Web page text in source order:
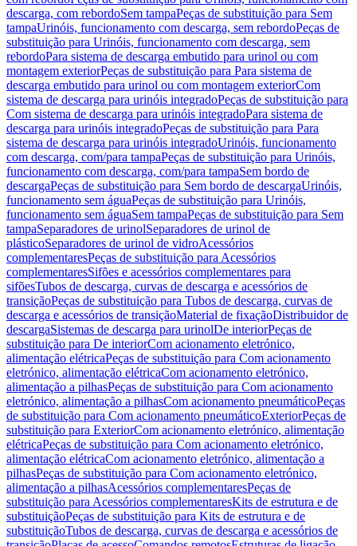
descarga, com rebordoSem tampaPeças de substituição para Sem
tampaUrinóis, funcionamento com descarga, sem rebordoPeças de
substituição para Urinóis, funcionamento com descarga, sem
rebordoPara sistema de descarga embutido para urinol ou com
montagem exteriorPeças de substituição para Para sistema de
descarga embutido para urinol ou com montagem exteriorCom
sistema de descarga para urinóis integradoPeças de substituição para
Com sistema de descarga para urinóis integradoPara sistema de
descarga para urinóis integradoPeças de substituição para Para
sistema de descarga para urinóis integradoUrinóis, funcionamento
com descarga, com/para tampaPeças de substituição para Urinóis,
funcionamento com descarga, com/para tampaSem bordo de
descargaPeças de substituição para Sem bordo de descargaUrinóis,
funcionamento sem águaPeças de substituição para Urinóis,
funcionamento sem águaSem tampaPeças de substituição para Sem
tampaSeparadores de urinolSeparadores de urinol de
plásticoSeparadores de urinol de vidroAcessórios
complementaresPeças de substituição para Acessórios
complementaresSifões e acessórios complementares para
sifõesTubos de descarga, curvas de descarga e acessórios de
transiçãoPeças de substituição para Tubos de descarga, curvas de
descarga e acessórios de transiçãoMaterial de fixaçãoDistribuidor de
descargaSistemas de descarga para urinolDe interiorPeças de
substituição para De interiorCom acionamento eletrónico,
alimentação elétricaPeças de substituição para Com acionamento
eletrónico, alimentação elétricaCom acionamento eletrónico,
alimentação a pilhasPeças de substituição para Com acionamento
eletrónico, alimentação a pilhasCom acionamento pneumáticoPeças
de substituição para Com acionamento pneumáticoExteriorPeças de
substituição para ExteriorCom acionamento eletrónico, alimentação
elétricaPeças de substituição para Com acionamento eletrónico,
alimentação elétricaCom acionamento eletrónico, alimentação a
pilhasPeças de substituição para Com acionamento eletrónico,
alimentação a pilhasAcessórios complementaresPeças de
substituição para Acessórios complementaresKits de estrutura e de
substituiçãoPeças de substituição para Kits de estrutura e de
substituiçãoTubos de descarga, curvas de descarga e acessórios de